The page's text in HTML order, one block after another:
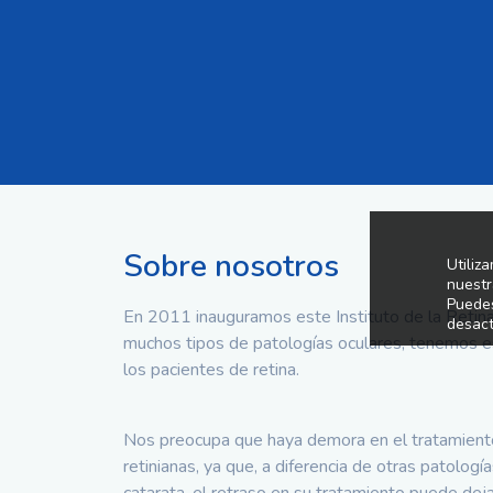
Sobre nosotros
En 2011 inauguramos este Instituto de la
muchos tipos de patologías oculares, tenemos
los pacientes de retina.
Nos preocupa que haya demora en el
retinianas, ya que, a diferencia de otras